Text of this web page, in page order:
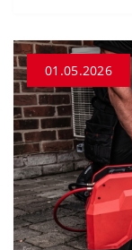
01.05.2026